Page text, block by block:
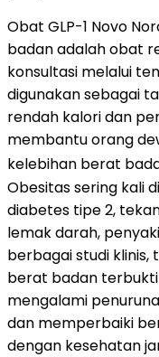
Obat GLP-1 Novo
badan adalah obat
konsultasi melalui
digunakan sebagai
rendah kalori dan
membantu orang
kelebihan berat
Obesitas sering kali
diabetes tipe 2,
lemak darah,
berbagai studi klinis,
berat badan
mengalami
dan memperbaiki
dengan kesehatan